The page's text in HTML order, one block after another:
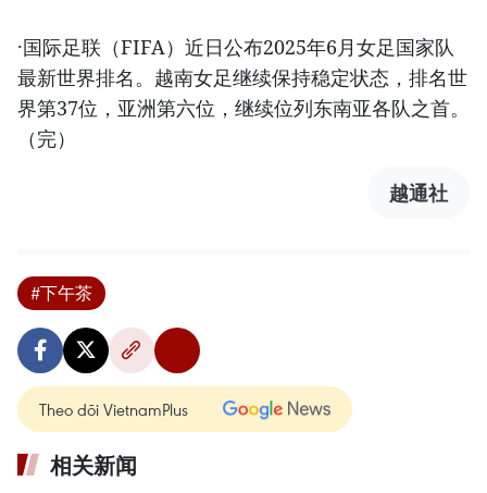
·国际足联（FIFA）近日公布2025年6月女足国家队
最新世界排名。越南女足继续保持稳定状态，排名世
界第37位，亚洲第六位，继续位列东南亚各队之首。
（完）
越通社
#下午茶
Theo dõi VietnamPlus
相关新闻